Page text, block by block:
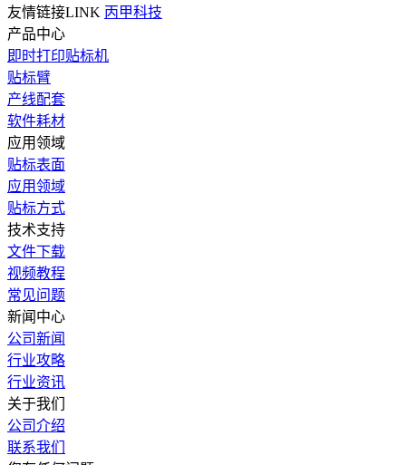
友情链接LINK 丙甲科技
产品中心
即时打印贴标机
贴标臂
产线配套
软件耗材
应用领域
贴标表面
应用领域
贴标方式
技术支持
文件下载
视频教程
常见问题
新闻中心
公司新闻
行业攻略
行业资讯
关于我们
公司介绍
联系我们